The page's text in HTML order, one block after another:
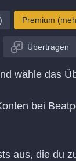
Premium
Übertragen
wähle das
bei
aus, die du